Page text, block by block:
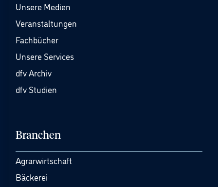
Unsere Medien
Veranstaltungen
Fachbücher
Unsere Services
dfv Archiv
dfv Studien
Branchen
Agrarwirtschaft
Bäckerei